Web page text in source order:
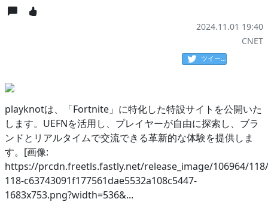
2024.11.01 19:40
CNET
ツイート
playknotは、「Fortnite」に特化した特設サイトを公開いた
します。UEFNを活用し、プレイヤーが自由に探索し、ブラ
ンドとリアルタイムで交流できる革新的な体験を提供しま
す。[画像:
https://prcdn.freetls.fastly.net/release_image/106964/
118-c63743091f177561dae5532a108c5447-
1683x753.png?width=536&...